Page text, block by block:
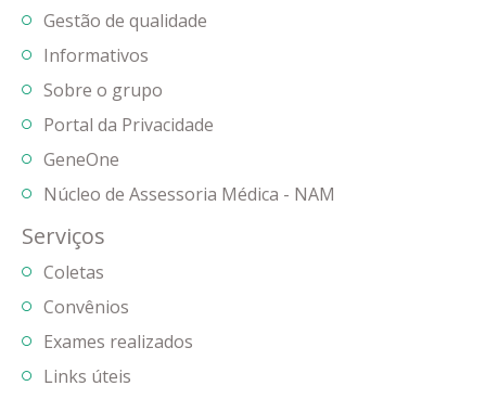
Gestão de qualidade
Informativos
Sobre o grupo
Portal da Privacidade
GeneOne
Núcleo de Assessoria Médica - NAM
Serviços
Coletas
Convênios
Exames realizados
Links úteis